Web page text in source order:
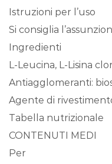
Istruzioni per l’uso
Si consiglia
Ingredienti
L-Leucina, L-Lisina
Antiagglomeranti:
Agente di
Tabella nutrizionale
CONTENUTI MEDI
Per